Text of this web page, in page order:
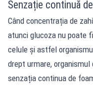
Senzație continuă
Când concentrația de
atunci glucoza nu poate
celule și astfel
drept urmare,
senzația continua de